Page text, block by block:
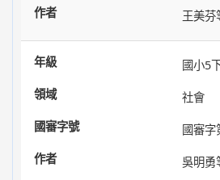
王美芬
國小5
社會
國審字
吳明勇